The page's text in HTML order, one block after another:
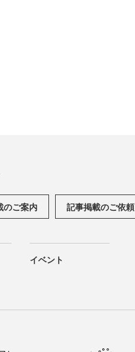
のご案内 記事掲載のご依頼
イベント